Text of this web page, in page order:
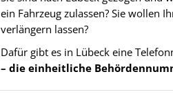
ein Fahrzeug zulassen? Sie wollen
verlängern lassen?
Dafür gibt es in Lübeck eine
– die einheitliche